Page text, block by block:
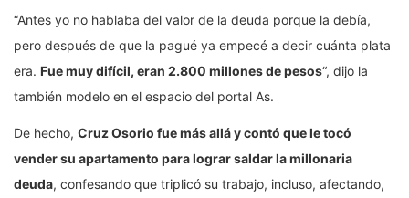
“Antes yo no hablaba del valor de la deuda porque la debía,
pero después de que la pagué ya empecé a decir cuánta plata
era. Fue muy difícil, eran 2.800 millones de pesos“, dijo la
también modelo en el espacio del portal As.
De hecho, Cruz Osorio fue más allá y contó que le tocó
vender su apartamento para lograr saldar la millonaria
deuda, confesando que triplicó su trabajo, incluso, afectando,